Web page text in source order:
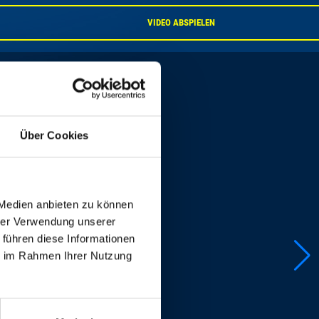
Über Cookies
anbieten zu können
Verwendung unserer
diese Informationen
Rahmen Ihrer Nutzung
VIDEO ABSPIELEN